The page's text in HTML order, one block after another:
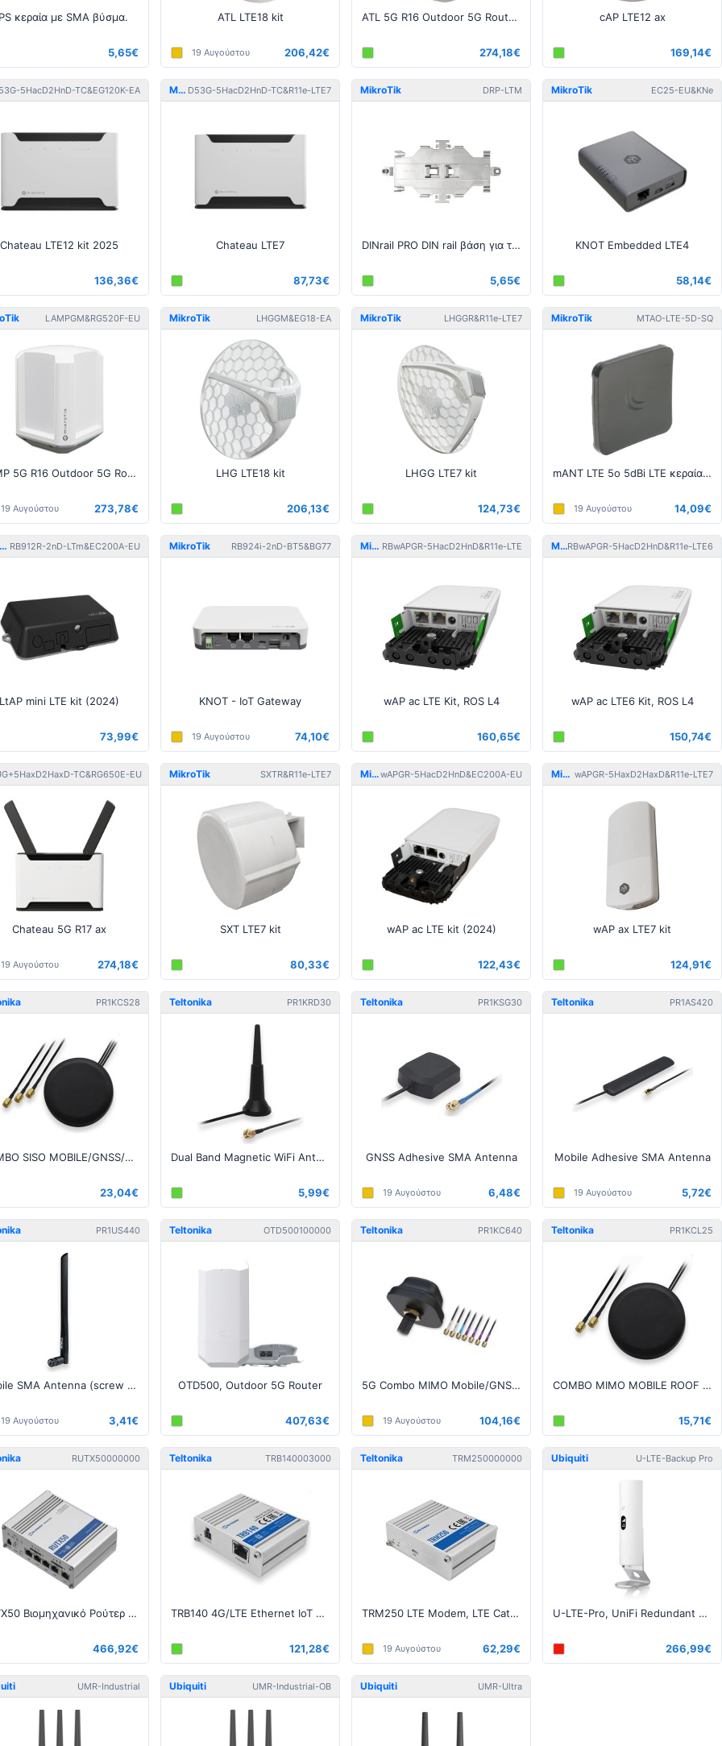
κεραία με SMA βύσμα.
5,65€
ATL LTE18 kit
19 Αυγούστου 206,42€
ATL 5G R16 Outdoor 5G Router with eSIM
274,18€
cAP LTE12 ax
169,14€
5HacD2HnD-TC&EG120K-EA
Chateau LTE12 kit 2025
136,36€
MikroTik D53G-5HacD2HnD-TC&R11e-LTE7
Chateau LTE7
87,73€
MikroTik DRP-LTM
DINrail PRO DIN rail βάση για τα LtAP mini
5,65€
MikroTik EC25-EU&KNe
KNOT Embedded LTE4
58,14€
LAMPGM&RG520F-EU
LAMP 5G R16 Outdoor 5G Router with eSIM
19 Αυγούστου 273,78€
MikroTik LHGGM&EG18-EA
LHG LTE18 kit
206,13€
MikroTik LHGGR&R11e-LTE7
LHGG LTE7 kit
124,73€
MikroTik MTAO-LTE-5D-SQ
mANT LTE 5o 5dBi LTE κεραία με 2 x SMA βύσματα
19 Αυγούστου 14,09€
MikroTik RB912R-2nD-LTm&EC200A-EU
LtAP mini LTE kit (2024)
73,99€
MikroTik RB924i-2nD-BT5&BG77
KNOT - IoT Gateway
19 Αυγούστου 74,10€
MikroTik RBwAPGR-5HacD2HnD&R11e-LTE
wAP ac LTE Kit, ROS L4
160,65€
MikroTikRBwAPGR-5HacD2HnD&R11e-LTE6
wAP ac LTE6 Kit, ROS L4
150,74€
TC&RG650E-EU
Chateau 5G R17 ax
19 Αυγούστου 274,18€
MikroTik SXTR&R11e-LTE7
SXT LTE7 kit
80,33€
MikroTikwAPGR-5HacD2HnD&EC200A-EU
wAP ac LTE kit (2024)
122,43€
MikroTik wAPGR-5HaxD2HaxD&R11e-LTE7
wAP ax LTE7 kit
124,91€
PR1KCS28
COMBO SISO MOBILE/GNSS/WIFI ROOF SMA ANTENNA
23,04€
Teltonika PR1KRD30
Dual Band Magnetic WiFi Antenna
5,99€
Teltonika PR1KSG30
GNSS Adhesive SMA Antenna
19 Αυγούστου 6,48€
Teltonika PR1AS420
Mobile Adhesive SMA Antenna
19 Αυγούστου 5,72€
PR1US440
Mobile SMA Antenna (screw on)
19 Αυγούστου 3,41€
Teltonika OTD500100000
OTD500, Outdoor 5G Router
407,63€
Teltonika PR1KC640
5G Combo MIMO Mobile/GNSS/WIFI Roof SMA Antenna
19 Αυγούστου 104,16€
Teltonika PR1KCL25
COMBO MIMO MOBILE ROOF SMA LTE ANTENNA
15,71€
RUTX50000000
RUTX50 Βιομηχανικό Ρούτερ 5G
466,92€
Teltonika TRB140003000
TRB140 4G/LTE Ethernet IoT Gateway
121,28€
Teltonika TRM250000000
TRM250 LTE Modem, LTE Cat M1 / Cat NB1 / EGPRS, 1x USB
19 Αυγούστου 62,29€
Ubiquiti U-LTE-Backup Pro
U-LTE-Pro, UniFi Redundant WAN PRO over LTE
266,99€
UMR-Industrial Ubiquiti UMR-Industrial-OB Ubiquiti UMR-Ultra